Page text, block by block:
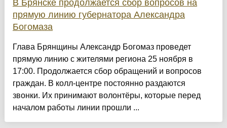
В Брянске продолжается сбор вопросов на
прямую линию губернатора Александра
Богомаза
Глава Брянщины Александр Богомаз проведет
прямую линию с жителями региона 25 ноября в
17:00. Продолжается сбор обращений и вопросов
граждан. В колл-центре постоянно раздаются
звонки. Их принимают волонтёры, которые перед
началом работы линии прошли ...